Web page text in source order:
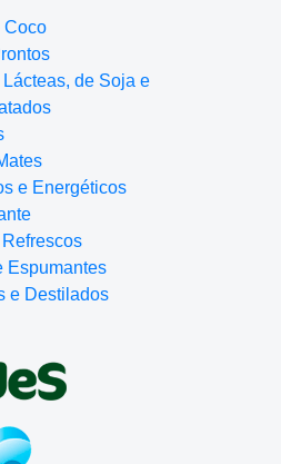
Coco
de Soja e
e Energéticos
Espumantes
e Destilados